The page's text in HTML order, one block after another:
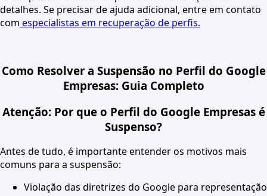
detalhes. Se precisar de ajuda adicional, entre em contato
com especialistas em recuperação de perfis.
Como Resolver a Suspensão no Perfil do Google
Empresas: Guia Completo
Atenção: Por que o Perfil do Google Empresas é
Suspenso?
Antes de tudo, é importante entender os motivos mais
comuns para a suspensão:
Violação das diretrizes do Google para representação